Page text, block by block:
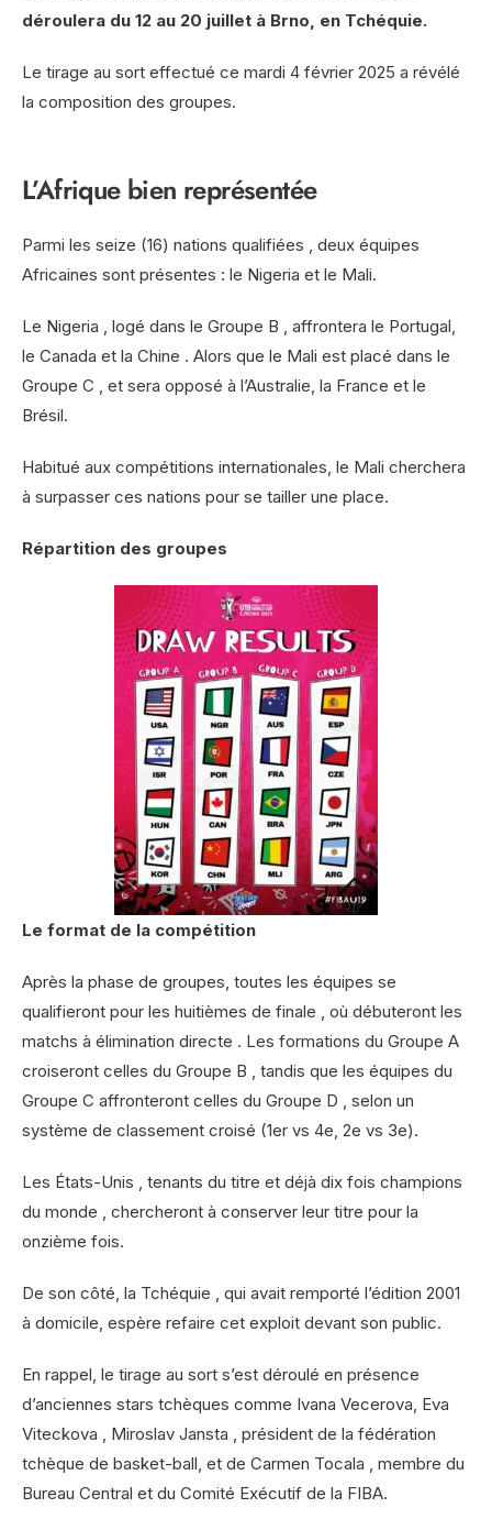
déroulera du 12 au 20 juillet à Brno, en Tchéquie.
Le tirage au sort effectué ce mardi 4 février 2025 a révélé
la composition des groupes.
L’Afrique bien représentée
Parmi les seize (16) nations qualifiées , deux équipes
Africaines sont présentes : le Nigeria et le Mali.
Le Nigeria , logé dans le Groupe B , affrontera le Portugal,
le Canada et la Chine . Alors que le Mali est placé dans le
Groupe C , et sera opposé à l’Australie, la France et le
Brésil.
Habitué aux compétitions internationales, le Mali cherchera
à surpasser ces nations pour se tailler une place.
Répartition des groupes
Le format de la compétition
Après la phase de groupes, toutes les équipes se
qualifieront pour les huitièmes de finale , où débuteront les
matchs à élimination directe . Les formations du Groupe A
croiseront celles du Groupe B , tandis que les équipes du
Groupe C affronteront celles du Groupe D , selon un
système de classement croisé (1er vs 4e, 2e vs 3e).
Les États-Unis , tenants du titre et déjà dix fois champions
du monde , chercheront à conserver leur titre pour la
onzième fois.
De son côté, la Tchéquie , qui avait remporté l’édition 2001
à domicile, espère refaire cet exploit devant son public.
En rappel, le tirage au sort s’est déroulé en présence
d’anciennes stars tchèques comme Ivana Vecerova, Eva
Viteckova , Miroslav Jansta , président de la fédération
tchèque de basket-ball, et de Carmen Tocala , membre du
Bureau Central et du Comité Exécutif de la FIBA.